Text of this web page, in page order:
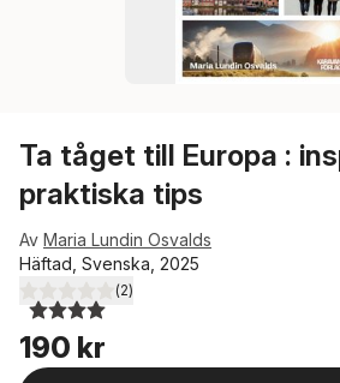
Ta tåget till Europa :
praktiska tips
Av Maria Lundin Osvalds
Häftad, Svenska, 2025
4,0utav 5 stjärnor. Totalt antal röster:
(2)
190 kr